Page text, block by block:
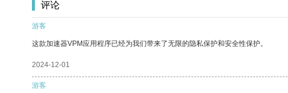
评论
游客
这款加速器VPM应用程序已经为我们带来了无限的隐私保护和安全性保护。
2024-12-01
游客